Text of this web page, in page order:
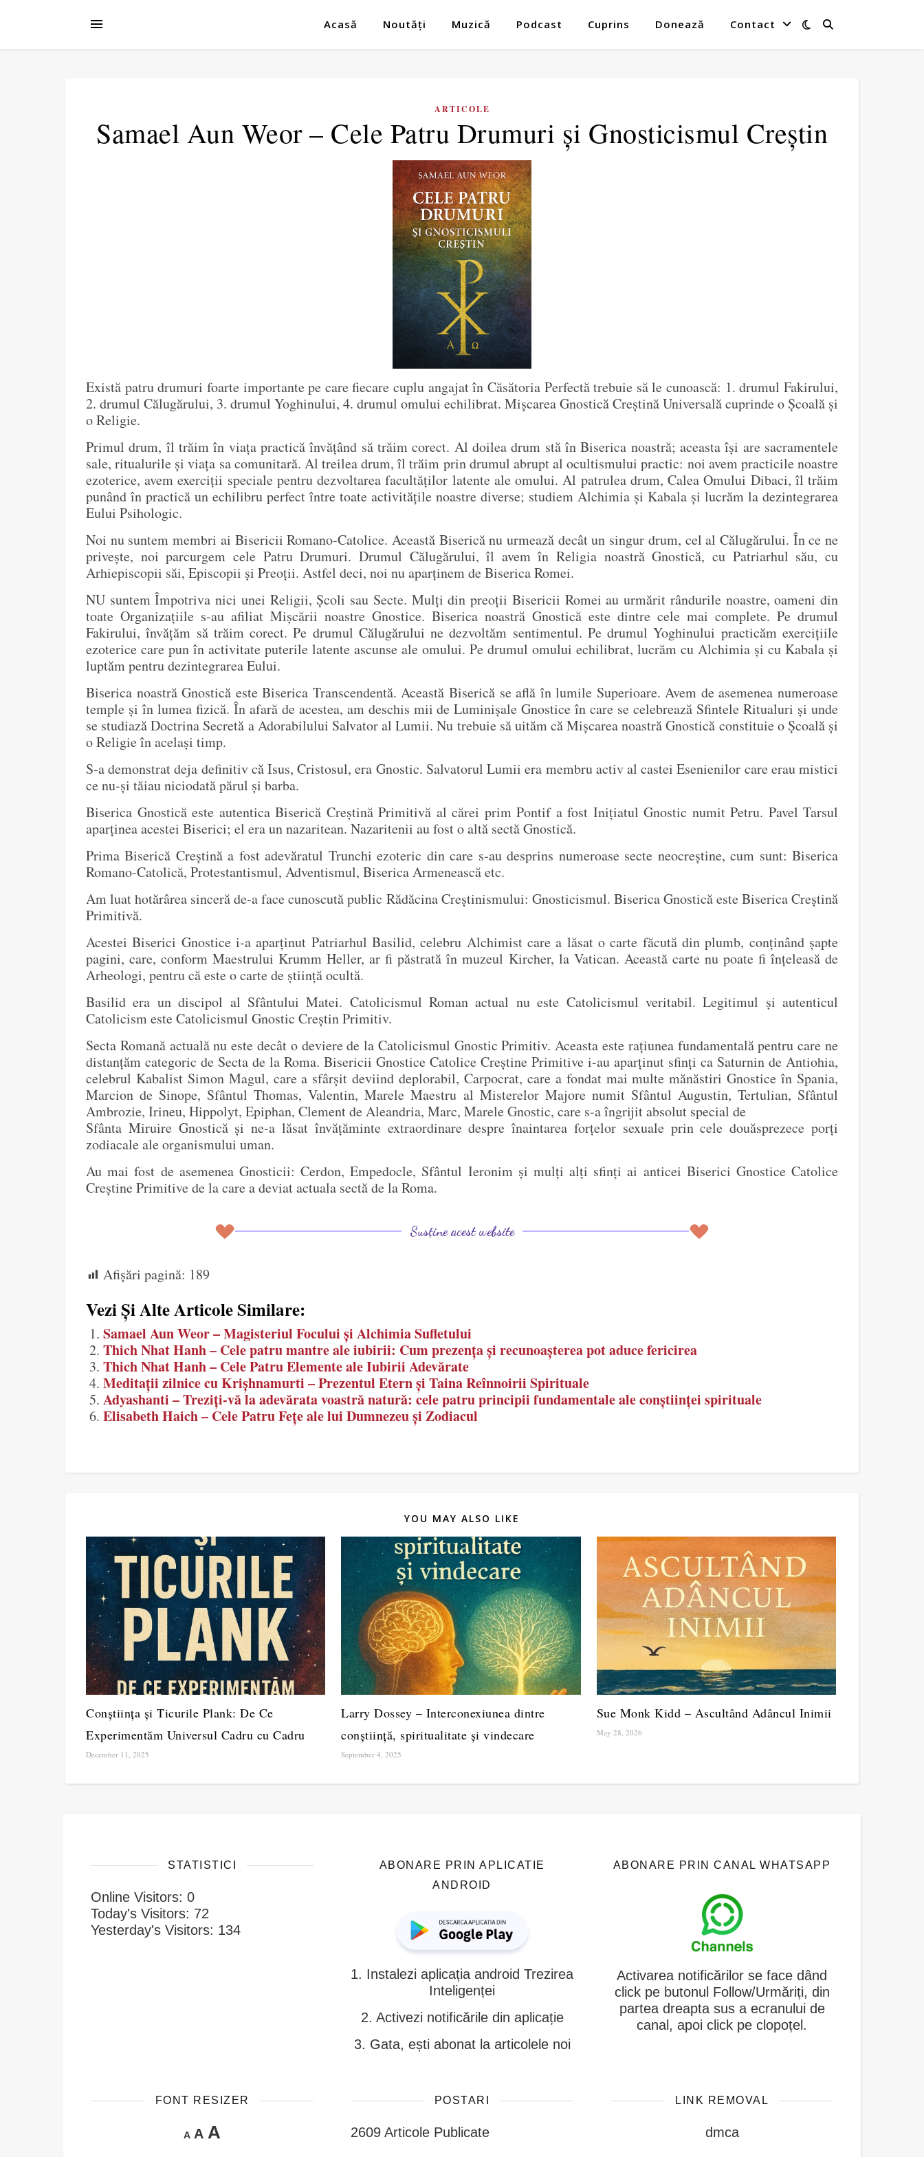
Acasă Noutăți Muzică Podcast Cuprins Donează Contact
ARTICOLE
Samael Aun Weor – Cele Patru Drumuri și Gnosticismul Creștin
Există patru drumuri foarte importante pe care fiecare cuplu angajat în Căsătoria Perfectă trebuie să le cunoască: 1. drumul Fakirului,
2. drumul Călugărului, 3. drumul Yoghinului, 4. drumul omului echilibrat. Mișcarea Gnostică Creștină Universală cuprinde o Școală și
o Religie.
Primul drum, îl trăim în viața practică învățând să trăim corect. Al doilea drum stă în Biserica noastră; aceasta își are sacramentele
sale, ritualurile și viața sa comunitară. Al treilea drum, îl trăim prin drumul abrupt al ocultismului practic: noi avem practicile noastre
ezoterice, avem exerciții speciale pentru dezvoltarea facultăților latente ale omului. Al patrulea drum, Calea Omului Dibaci, îl trăim
punând în practică un echilibru perfect între toate activitățile noastre diverse; studiem Alchimia și Kabala și lucrăm la dezintegrarea
Eului Psihologic.
Noi nu suntem membri ai Bisericii Romano-Catolice. Această Biserică nu urmează decât un singur drum, cel al Călugărului. În ce ne
privește, noi parcurgem cele Patru Drumuri. Drumul Călugărului, îl avem în Religia noastră Gnostică, cu Patriarhul său, cu
Arhiepiscopii săi, Episcopii și Preoții. Astfel deci, noi nu aparținem de Biserica Romei.
NU suntem Împotriva nici unei Religii, Școli sau Secte. Mulți din preoții Bisericii Romei au urmărit rândurile noastre, oameni din
toate Organizațiile s-au afiliat Mișcării noastre Gnostice. Biserica noastră Gnostică este dintre cele mai complete. Pe drumul
Fakirului, învățăm să trăim corect. Pe drumul Călugărului ne dezvoltăm sentimentul. Pe drumul Yoghinului practicăm exercițiile
ezoterice care pun în activitate puterile latente ascunse ale omului. Pe drumul omului echilibrat, lucrăm cu Alchimia și cu Kabala și
luptăm pentru dezintegrarea Eului.
Biserica noastră Gnostică este Biserica Transcendentă. Această Biserică se află în lumile Superioare. Avem de asemenea numeroase
temple și în lumea fizică. În afară de acestea, am deschis mii de Luminișale Gnostice în care se celebrează Sfintele Ritualuri și unde
se studiază Doctrina Secretă a Adorabilului Salvator al Lumii. Nu trebuie să uităm că Mișcarea noastră Gnostică constituie o Școală și
o Religie în același timp.
S-a demonstrat deja definitiv că Isus, Cristosul, era Gnostic. Salvatorul Lumii era membru activ al castei Esenienilor care erau mistici
ce nu-și tăiau niciodată părul și barba.
Biserica Gnostică este autentica Biserică Creștină Primitivă al cărei prim Pontif a fost Inițiatul Gnostic numit Petru. Pavel Tarsul
aparținea acestei Biserici; el era un nazaritean. Nazaritenii au fost o altă sectă Gnostică.
Prima Biserică Creștină a fost adevăratul Trunchi ezoteric din care s-au desprins numeroase secte neocreștine, cum sunt: Biserica
Romano-Catolică, Protestantismul, Adventismul, Biserica Armenească etc.
Am luat hotărârea sinceră de-a face cunoscută public Rădăcina Creștinismului: Gnosticismul. Biserica Gnostică este Biserica Creștină
Primitivă.
Acestei Biserici Gnostice i-a aparținut Patriarhul Basilid, celebru Alchimist care a lăsat o carte făcută din plumb, conținând șapte
pagini, care, conform Maestrului Krumm Heller, ar fi păstrată în muzeul Kircher, la Vatican. Această carte nu poate fi înțeleasă de
Arheologi, pentru că este o carte de știință ocultă.
Basilid era un discipol al Sfântului Matei. Catolicismul Roman actual nu este Catolicismul veritabil. Legitimul și autenticul
Catolicism este Catolicismul Gnostic Creștin Primitiv.
Secta Romană actuală nu este decât o deviere de la Catolicismul Gnostic Primitiv. Aceasta este rațiunea fundamentală pentru care ne
distanțăm categoric de Secta de la Roma. Bisericii Gnostice Catolice Creștine Primitive i-au aparținut sfinți ca Saturnin de Antiohia,
celebrul Kabalist Simon Magul, care a sfârșit deviind deplorabil, Carpocrat, care a fondat mai multe mănăstiri Gnostice în Spania,
Marcion de Sinope, Sfântul Thomas, Valentin, Marele Maestru al Misterelor Majore numit Sfântul Augustin, Tertulian, Sfântul
Ambrozie, Irineu, Hippolyt, Epiphan, Clement de Aleandria, Marc, Marele Gnostic, care s-a îngrijit absolut special de
Sfânta Miruire Gnostică și ne-a lăsat învățăminte extraordinare despre înaintarea forțelor sexuale prin cele douăsprezece porți
zodiacale ale organismului uman.
Au mai fost de asemenea Gnosticii: Cerdon, Empedocle, Sfântul Ieronim și mulți alți sfinți ai anticei Biserici Gnostice Catolice
Creștine Primitive de la care a deviat actuala sectă de la Roma.
Susține acest website
Afișări pagină: 189
Vezi Și Alte Articole Similare:
Samael Aun Weor – Magisteriul Focului și Alchimia Sufletului
Thich Nhat Hanh – Cele patru mantre ale iubirii: Cum prezența și recunoașterea pot aduce fericirea
Thich Nhat Hanh – Cele Patru Elemente ale Iubirii Adevărate
Meditații zilnice cu Krișhnamurti – Prezentul Etern și Taina Reînnoirii Spirituale
Adyashanti – Treziți-vă la adevărata voastră natură: cele patru principii fundamentale ale conștiinței spirituale
Elisabeth Haich – Cele Patru Fețe ale lui Dumnezeu și Zodiacul
YOU MAY ALSO LIKE
Conștiința și Ticurile Plank: De Ce
Experimentăm Universul Cadru cu Cadru
December 11, 2025
Larry Dossey – Interconexiunea dintre
conștiință, spiritualitate și vindecare
September 4, 2025
Sue Monk Kidd – Ascultând Adâncul Inimii
May 28, 2026
STATISTICI
Online Visitors: 0
Today's Visitors: 72
Yesterday's Visitors: 134
ABONARE PRIN APLICATIE
ANDROID
1. Instalezi aplicația android Trezirea
Inteligenței
2. Activezi notificările din aplicație
3. Gata, ești abonat la articolele noi
ABONARE PRIN CANAL WHATSAPP
Activarea notificărilor se face dând
click pe butonul Follow/Urmăriți, din
partea dreapta sus a ecranului de
canal, apoi click pe clopoțel.
FONT RESIZER
A Decrease font size.
A Reset font size.
A Increase font size.
POSTARI
2609 Articole Publicate
LINK REMOVAL
dmca